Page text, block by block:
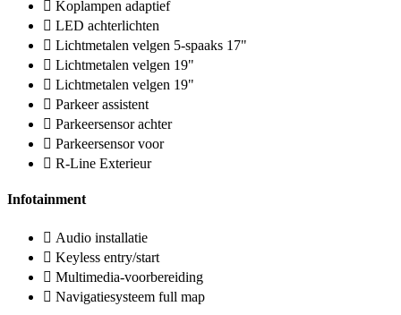
Koplampen adaptief
LED achterlichten
Lichtmetalen velgen 5-spaaks 17"
Lichtmetalen velgen 19"
Lichtmetalen velgen 19"
Parkeer assistent
Parkeersensor achter
Parkeersensor voor
R-Line Exterieur
Infotainment
Audio installatie
Keyless entry/start
Multimedia-voorbereiding
Navigatiesysteem full map